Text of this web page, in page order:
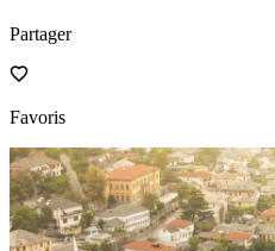
Partager
Favoris